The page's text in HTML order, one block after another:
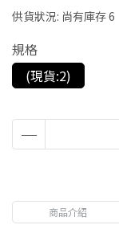
供貨狀況: 尚有庫存 6
規格
(現貨:2)
商品介紹